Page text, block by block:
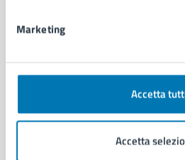
Marketing
Accetta
Accetta
CATEGORIE DI SERVIZIO
Documenti e certificati
Educazione e formazione